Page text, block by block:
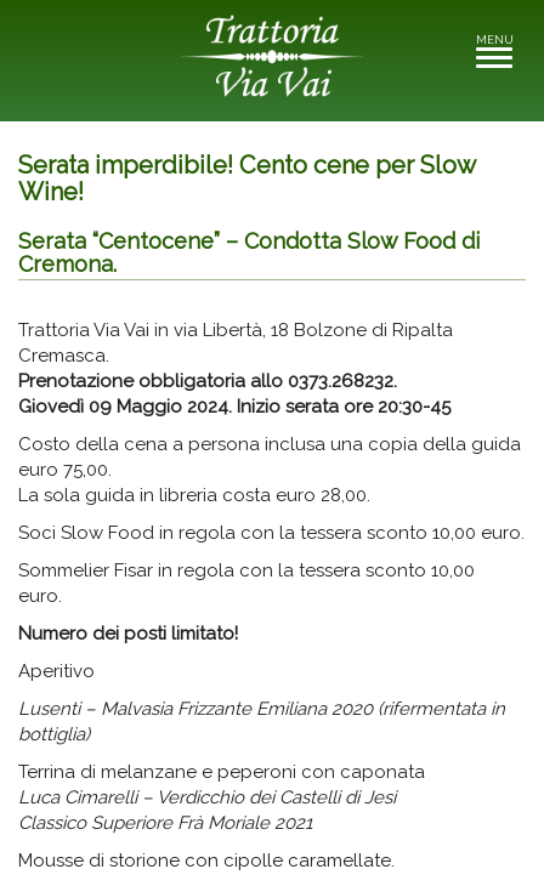
MENU
Toggle
Serata imperdibile! Cento cene per Slow
Wine!
Serata “Centocene” – Condotta Slow Food di
Cremona.
Trattoria Via Vai in via Libertà, 18 Bolzone di Ripalta
Cremasca.
Prenotazione obbligatoria allo 0373.268232.
Giovedì 09 Maggio 2024. Inizio serata ore 20:30-45
Costo della cena a persona inclusa una copia della guida
euro 75,00.
La sola guida in libreria costa euro 28,00.
Soci Slow Food in regola con la tessera sconto 10,00 euro.
Sommelier Fisar in regola con la tessera sconto 10,00
euro.
Numero dei posti limitato!
Aperitivo
Lusenti – Malvasia Frizzante Emiliana 2020 (rifermentata in
bottiglia)
Terrina di melanzane e peperoni con caponata
Luca Cimarelli – Verdicchio dei Castelli di Jesi
Classico Superiore Frà Moriale 2021
Mousse di storione con cipolle caramellate.